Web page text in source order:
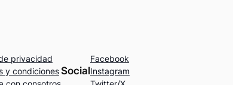
privacidad
y condicionesSocial
Facebook
Instagram